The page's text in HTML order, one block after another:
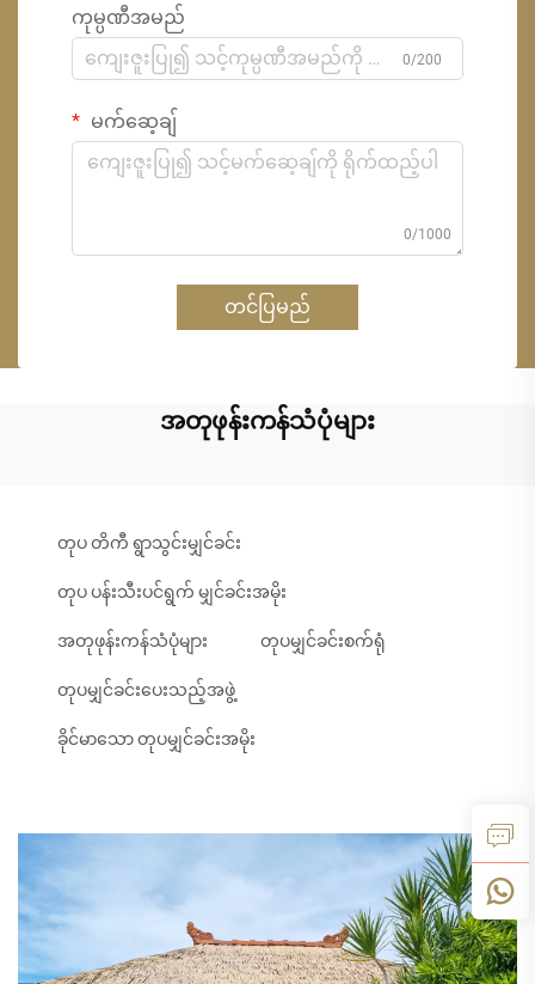
ကုမ္ပဏီအမည်
0/200
မက်ဆေ့ချ်
0/1000
တင်ပြမည်
အတုဖုန်းကန်သံပုံများ
တုပ တိကီ ရွာသွင်းမျှင်ခင်း
တုပ ပန်းသီးပင်ရွက် မျှင်ခင်းအမိုး
အတုဖုန်းကန်သံပုံများ တုပမျှင်ခင်းစက်ရုံ
တုပမျှင်ခင်းပေးသည့်အဖွဲ့
ခိုင်မာသော တုပမျှင်ခင်းအမိုး